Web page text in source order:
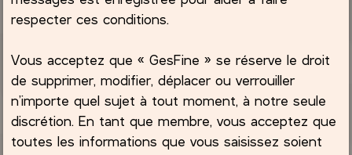
respecter ces conditions.
Vous acceptez que « GesFine » se réserve le droit
de supprimer, modifier, déplacer ou verrouiller
n’importe quel sujet à tout moment, à notre seule
discrétion. En tant que membre, vous acceptez que
toutes les informations que vous saisissez soient